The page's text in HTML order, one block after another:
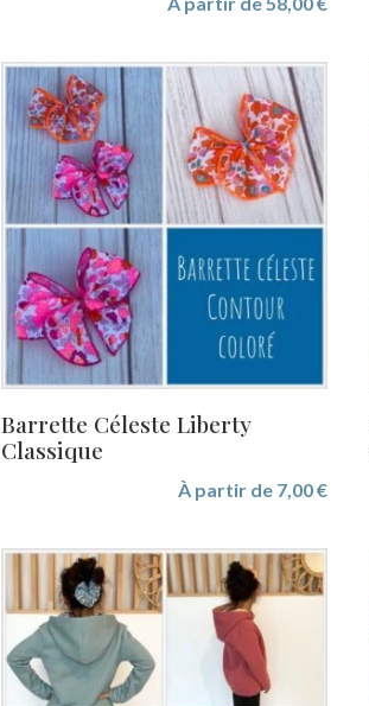
Barrette Céleste Liberty
Classique
À partir de 7,00€